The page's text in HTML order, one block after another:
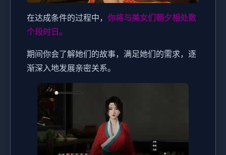
在达成条件的过程中， 你将与美女们朝夕相处数
个段时日。
期间你会了解她们的故事，满足她们的需求，逐
渐深入地发展亲密关系。